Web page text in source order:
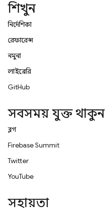
শিখুন
নির্দেশিকা
রেফারেন্স
নমুনা
লাইব্রেরি
GitHub
সবসময় যুক্ত থাকুন
ব্লগ
Firebase Summit
Twitter
YouTube
সহায়তা